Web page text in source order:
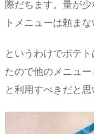
際だちます。量が
トメニューは頼ま
というわけでポテ
たので他のメニュ
と利用すべきだと思